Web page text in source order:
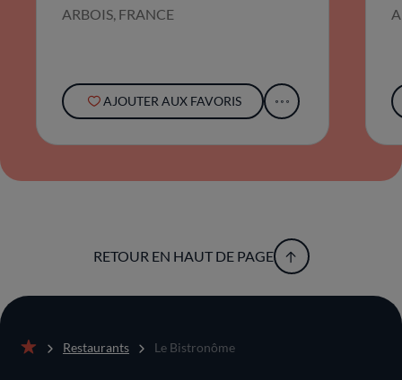
ARBOIS, FRANCE
AJOUTER AUX FAVORIS
RETOUR EN HAUT DE PAGE
Restaurants Le Bistronôme